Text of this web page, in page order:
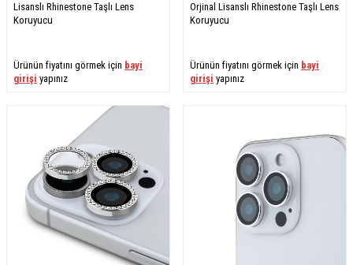
Lisanslı Rhinestone Taşlı Lens
Koruyucu
Ürünün fiyatını görmek için bayi
girişi yapınız
Orjinal Lisanslı Rhinestone Taşlı Lens
Koruyucu
Ürünün fiyatını görmek için bayi
girişi yapınız